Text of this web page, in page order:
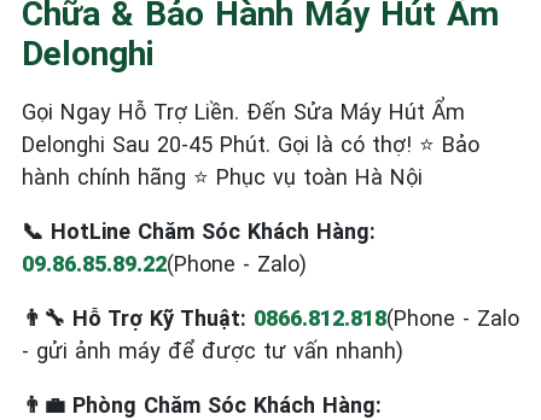
Chữa & Bảo Hành Máy Hút Ẩm
Delonghi
Gọi Ngay Hỗ Trợ Liền. Đến Sửa Máy Hút Ẩm
Delonghi Sau 20-45 Phút. Gọi là có thợ! ⭐ Bảo
hành chính hãng ⭐ Phục vụ toàn Hà Nội
📞 HotLine Chăm Sóc Khách Hàng:
09.86.85.89.22(Phone - Zalo)
👨‍🔧 Hỗ Trợ Kỹ Thuật: 0866.812.818(Phone - Zalo
- gửi ảnh máy để được tư vấn nhanh)
👨‍💼 Phòng Chăm Sóc Khách Hàng: